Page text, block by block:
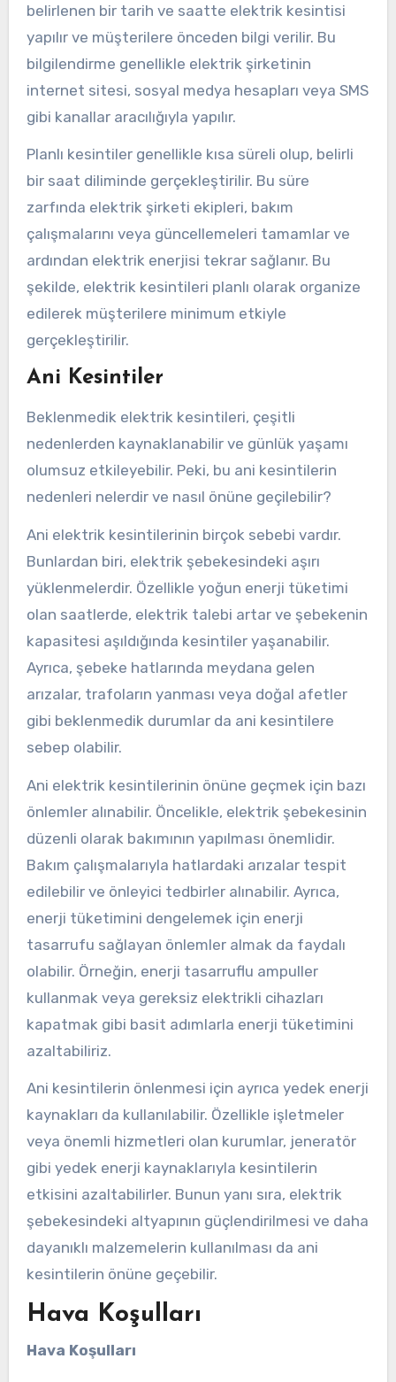
belirlenen bir tarih ve saatte elektrik kesintisi
yapılır ve müşterilere önceden bilgi verilir. Bu
bilgilendirme genellikle elektrik şirketinin
internet sitesi, sosyal medya hesapları veya SMS
gibi kanallar aracılığıyla yapılır.
Planlı kesintiler genellikle kısa süreli olup, belirli
bir saat diliminde gerçekleştirilir. Bu süre
zarfında elektrik şirketi ekipleri, bakım
çalışmalarını veya güncellemeleri tamamlar ve
ardından elektrik enerjisi tekrar sağlanır. Bu
şekilde, elektrik kesintileri planlı olarak organize
edilerek müşterilere minimum etkiyle
gerçekleştirilir.
Ani Kesintiler
Beklenmedik elektrik kesintileri, çeşitli
nedenlerden kaynaklanabilir ve günlük yaşamı
olumsuz etkileyebilir. Peki, bu ani kesintilerin
nedenleri nelerdir ve nasıl önüne geçilebilir?
Ani elektrik kesintilerinin birçok sebebi vardır.
Bunlardan biri, elektrik şebekesindeki aşırı
yüklenmelerdir. Özellikle yoğun enerji tüketimi
olan saatlerde, elektrik talebi artar ve şebekenin
kapasitesi aşıldığında kesintiler yaşanabilir.
Ayrıca, şebeke hatlarında meydana gelen
arızalar, trafoların yanması veya doğal afetler
gibi beklenmedik durumlar da ani kesintilere
sebep olabilir.
Ani elektrik kesintilerinin önüne geçmek için bazı
önlemler alınabilir. Öncelikle, elektrik şebekesinin
düzenli olarak bakımının yapılması önemlidir.
Bakım çalışmalarıyla hatlardaki arızalar tespit
edilebilir ve önleyici tedbirler alınabilir. Ayrıca,
enerji tüketimini dengelemek için enerji
tasarrufu sağlayan önlemler almak da faydalı
olabilir. Örneğin, enerji tasarruflu ampuller
kullanmak veya gereksiz elektrikli cihazları
kapatmak gibi basit adımlarla enerji tüketimini
azaltabiliriz.
Ani kesintilerin önlenmesi için ayrıca yedek enerji
kaynakları da kullanılabilir. Özellikle işletmeler
veya önemli hizmetleri olan kurumlar, jeneratör
gibi yedek enerji kaynaklarıyla kesintilerin
etkisini azaltabilirler. Bunun yanı sıra, elektrik
şebekesindeki altyapının güçlendirilmesi ve daha
dayanıklı malzemelerin kullanılması da ani
kesintilerin önüne geçebilir.
Hava Koşulları
Hava Koşulları